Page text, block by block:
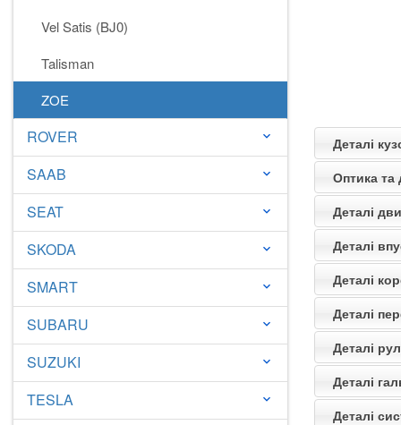
Vel Satis (BJ0)
Talisman
ZOE
ROVER keyboard_arrow_down
SAAB keyboard_arrow_down
SEAT keyboard_arrow_down
SKODA keyboard_arrow_down
SMART keyboard_arrow_down
SUBARU keyboard_arrow_down
SUZUKI keyboard_arrow_down
TESLA keyboard_arrow_down
Деталі
Оптика та
Деталі
Деталі
Деталі
Деталі
Деталі
Деталі
Деталі